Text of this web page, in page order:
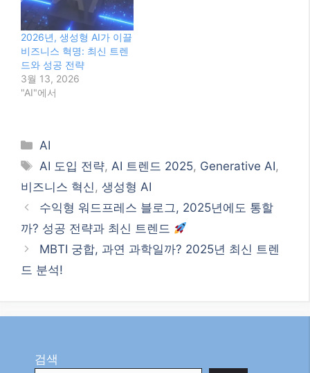
2026년, 생성형 AI가 이끌
비즈니스 혁명: 최신 트렌
드와 성공 전략
3월 13, 2026
"AI"에서
Categories
AI
Tags
AI 도입 전략,AI 트렌드 2025, Generative AI,
비즈니스 혁신, 생성형 AI
수익형 워드프레스 블로그, 2025년에도 통할
까? 성공 전략과 최신 트렌드
MBTI 궁합, 과연 과학일까? 2025년 최신 트렌
드 분석!
검색